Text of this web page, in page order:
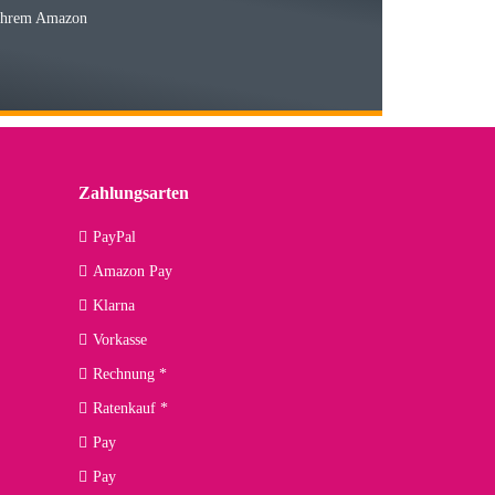
kommenden Jahren herausstellen. Spannend wird es falls
Amazon
Zahlungsarten
PayPal
Amazon Pay
Klarna
Vorkasse
Rechnung *
Ratenkauf *
Pay
Pay